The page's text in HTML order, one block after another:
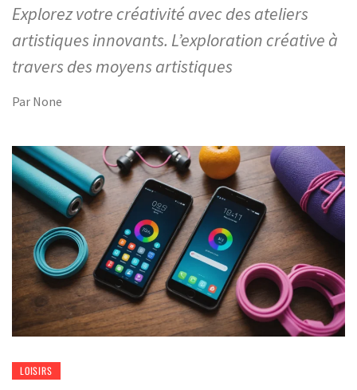
Explorez votre créativité avec des ateliers
artistiques innovants. L’exploration créative à
travers des moyens artistiques
Par None
LOISIRS